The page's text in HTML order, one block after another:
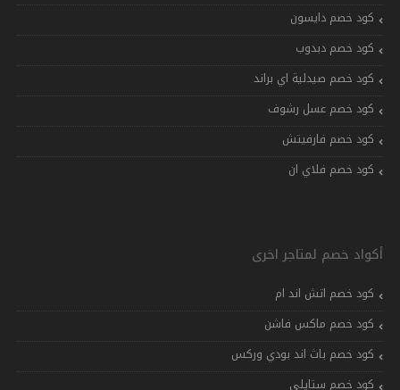
كود خصم دايسون
كود خصم دبدوب
كود خصم صيدلية اي براند
كود خصم عسل رشوف
كود خصم فارفيتش
كود خصم فلاي ان
أكواد خصم لمتاجر اخرى
كود خصم اتش اند ام
كود خصم ماكس فاشن
كود خصم باث اند بودي وركس
كود خصم ستايلي